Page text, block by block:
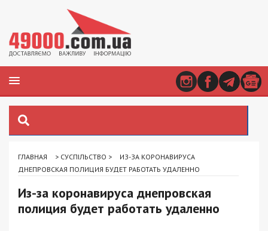
ГЛАВНАЯ > СУСПІЛЬСТВО >
ИЗ-ЗА КОРОНАВИРУСА
ДНЕПРОВСКАЯ ПОЛИЦИЯ БУДЕТ РАБОТАТЬ УДАЛЕННО
Из-за коронавируса днепровская
полиция будет работать удаленно